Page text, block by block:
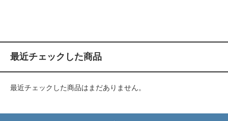
最近チェックした商品
最近チェックした商品はまだありません。